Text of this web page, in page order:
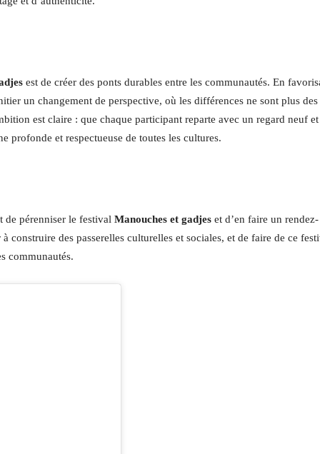
est de créer des ponts durables entre les communautés. En
un changement de perspective, où les différences ne sont plus des
est claire : que chaque participant reparte avec un regard neuf et
profonde et respectueuse de toutes les cultures.
de pérenniser le festival Manouches et gadjes et d’en faire un rendez-
construire des passerelles culturelles et sociales, et de faire de ce
communautés.